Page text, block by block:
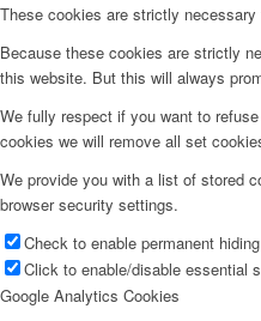
These cookies are strictly
Because these cookies are strictly
this website. But this will always
We fully respect if you want to
cookies we will remove all set
We provide you with a list of stored
browser security settings.
Check to enable permanent
Click to enable/disable essential
Google Analytics Cookies